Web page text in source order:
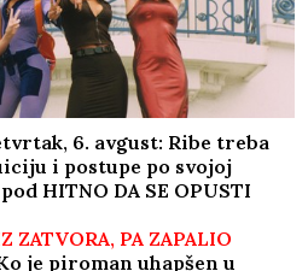
I PROCVETALAPevačica u
pripijenoj uz telo
porođaj (Foto)
Džoli LAŽE - neka dokaže
opsednut kontrolom", bukti
bivšeg para kojem ni